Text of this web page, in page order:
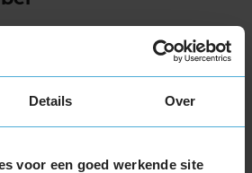
Details Over
voor een goed werkende site
VANCONTACT 100